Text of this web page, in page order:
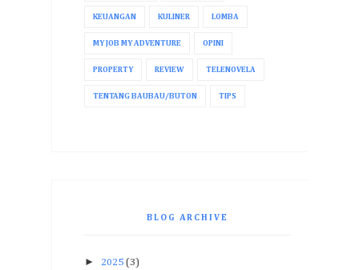
KEUANGAN KULINER LOMBA
MY JOB MY ADVENTURE OPINI
PROPERTY REVIEW TELENOVELA
TENTANG BAUBAU/BUTON TIPS
BLOG ARCHIVE
► 2025 (3)